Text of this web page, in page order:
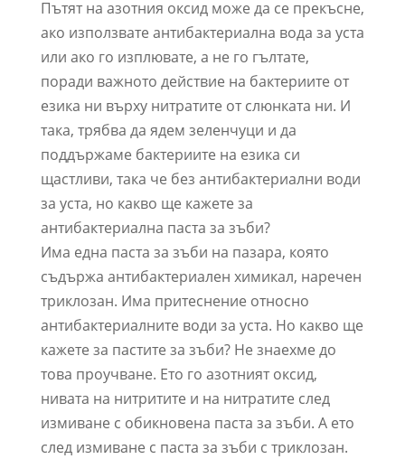
Пътят на азотния оксид може да се прекъсне,
ако използвате антибактериална вода за уста
или ако го изплювате, а не го гълтате,
поради важното действие на бактериите от
езика ни върху нитратите от слюнката ни. И
така, трябва да ядем зеленчуци и да
поддържаме бактериите на езика си
щастливи, така че без антибактериални води
за уста, но какво ще кажете за
антибактериална паста за зъби?
Има една паста за зъби на пазара, която
съдържа антибактериален химикал, наречен
триклозан. Има притеснение относно
антибактериалните води за уста. Но какво ще
кажете за пастите за зъби? Не знаехме до
това проучване. Ето го азотният оксид,
нивата на нитритите и на нитратите след
измиване с обикновена паста за зъби. А ето
след измиване с паста за зъби с триклозан.